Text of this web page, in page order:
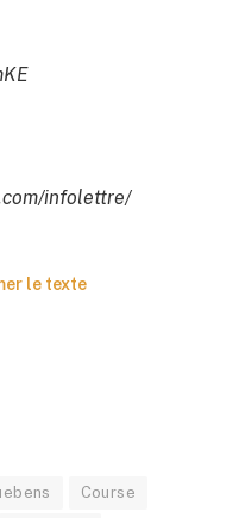
infolettre/
le texte
Course